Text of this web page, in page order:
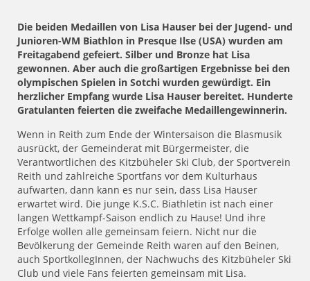
Die beiden Medaillen von Lisa Hauser bei der Jugend- und
Junioren-WM Biathlon in Presque Ilse (USA) wurden am
Freitagabend gefeiert. Silber und Bronze hat Lisa
gewonnen. Aber auch die großartigen Ergebnisse bei den
olympischen Spielen in Sotchi wurden gewürdigt. Ein
herzlicher Empfang wurde Lisa Hauser bereitet. Hunderte
Gratulanten feierten die zweifache Medaillengewinnerin.
Wenn in Reith zum Ende der Wintersaison die Blasmusik
ausrückt, der Gemeinderat mit Bürgermeister, die
Verantwortlichen des Kitzbüheler Ski Club, der Sportverein
Reith und zahlreiche Sportfans vor dem Kulturhaus
aufwarten, dann kann es nur sein, dass Lisa Hauser
erwartet wird. Die junge K.S.C. Biathletin ist nach einer
langen Wettkampf-Saison endlich zu Hause! Und ihre
Erfolge wollen alle gemeinsam feiern. Nicht nur die
Bevölkerung der Gemeinde Reith waren auf den Beinen,
auch SportkollegInnen, der Nachwuchs des Kitzbüheler Ski
Club und viele Fans feierten gemeinsam mit Lisa.